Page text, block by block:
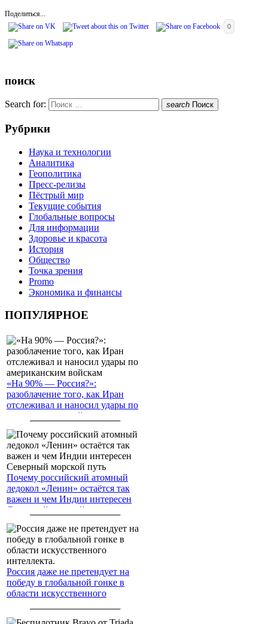
Поделиться...
0
поиск
Search for: search Поиск
Рубрики
Наука и технологии
Аналитика
Геополитика
Пресс-релизы
Пёстрый мир
Текущие события
Глобальные вопросы
Для информации
Здоровье и красота
История
Общество
Точка зрения
Promo
Экономика и финансы
ПОПУЛЯРНОЕ
«На 90% — Россия?»:
разоблачение того, как Иран
отслеживал и наносил удары по
американским войскам
Почему российский атомный
ледокол «Ленин» остаётся так
важен и чем Индии интересен
Северный морской путь
Россия даже не претендует на
победу в глобальной гонке в
области искусственного